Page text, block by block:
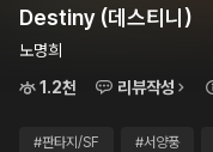
Destiny (데스티니)
노명희
1.2천
리뷰작성
#판타지/SF #서양풍